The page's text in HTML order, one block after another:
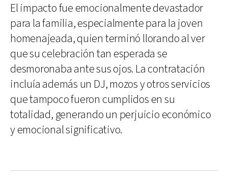
El impacto fue emocionalmente devastador
para la familia, especialmente para la joven
homenajeada, quien terminó llorando al ver
que su celebración tan esperada se
desmoronaba ante sus ojos. La contratación
incluía además un DJ, mozos y otros servicios
que tampoco fueron cumplidos en su
totalidad, generando un perjuicio económico
y emocional significativo.